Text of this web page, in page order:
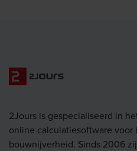
2Jours is gespecialiseerd in
online calculatiesoftware voor
bouwnijverheid. Sinds 2006